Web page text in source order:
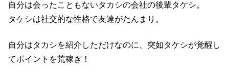
自分は会ったこともないタカシの会社の後輩タケシ。
タケシは社交的な性格で友達がたんまり。
自分はタカシを紹介しただけなのに、突如タケシが覚醒し
てポイントを荒稼ぎ！